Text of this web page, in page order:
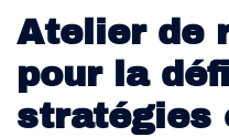
Atelier de
pour la
stratégies